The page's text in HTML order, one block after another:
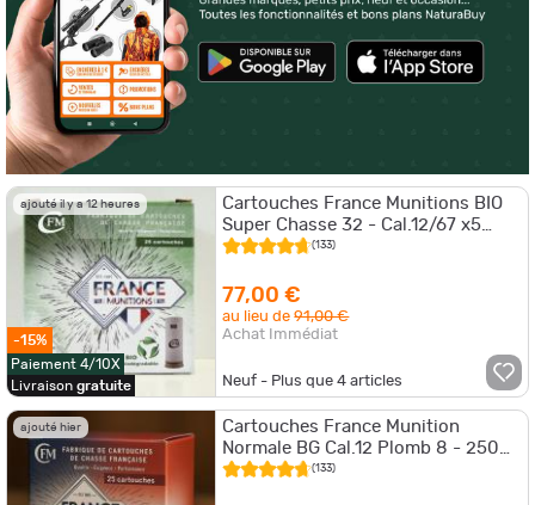
ajouté il y a 12 heures
-15%
Paiement 4/10X
Livraison gratuite
Cartouches France Munitions BIO
Super Chasse 32 - Cal.12/67 x5
boites
(133)
77,00 €
au lieu de91,00 €
Achat Immédiat
Neuf - Plus que4 articles
ajouté hier
Cartouches France Munition
Normale BG Cal.12 Plomb 8 - 250
cartouches - PROMOTION
(133)